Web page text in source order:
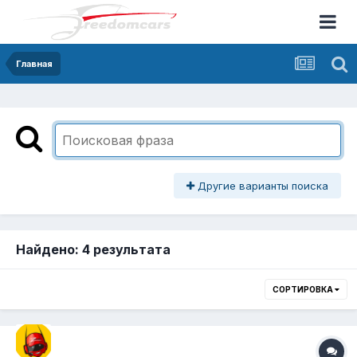
Главная
Другие варианты поиска
Найдено: 4 результата
СОРТИРОВКА